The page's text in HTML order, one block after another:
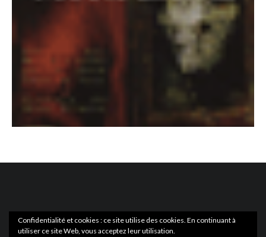
Confidentialité et cookies : ce site utilise des cookies. En continuant à
utiliser ce site Web, vous acceptez leur utilisation.